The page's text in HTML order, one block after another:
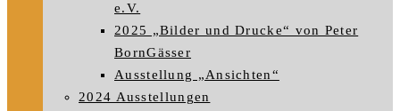
e.V.
2025 „Bilder und Drucke“ von Peter
BornGässer
Ausstellung „Ansichten“
2024 Ausstellungen